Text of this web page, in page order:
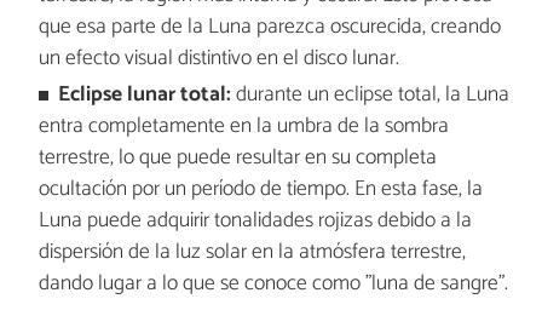
que esa parte de la Luna parezca oscurecida, creando
un efecto visual distintivo en el disco lunar.
Eclipse lunar total:durante un eclipse total, la Luna
entra completamente en la umbra de la sombra
terrestre, lo que puede resultar en su completa
ocultación por un período de tiempo. En esta fase, la
Luna puede adquirir tonalidades rojizas debido a la
dispersión de la luz solar en la atmósfera terrestre,
dando lugar a lo que se conoce como "luna de sangre".